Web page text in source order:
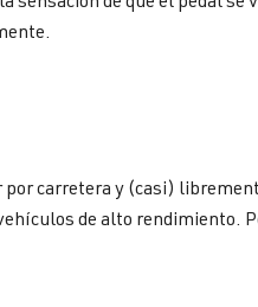
carretera y (casi)
de alto rendimiento.